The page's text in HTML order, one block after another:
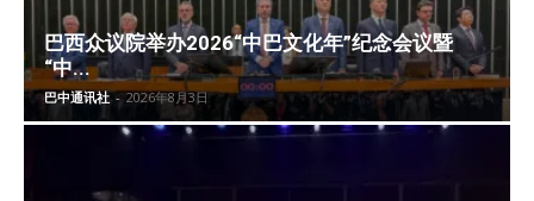
巴西众议院举办2026“中巴文化年”纪念会议暨
“中...
巴中通讯社 - 2026年8月3日